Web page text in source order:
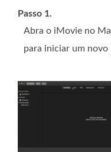
Passo 1.
Abra o iMovie no
para iniciar um novo